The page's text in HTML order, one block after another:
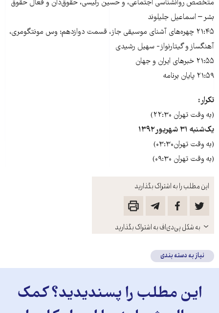
این مطلب را به اشتراک بگذارید
باز
کنید
به شکل پی‌دی‌اف به اشتراک بگذارید
متخصص روانشناسی اجتماعی، و حسین رئیسی، حقوق‌دان و فعال حقوق
بشر – اسماعیل جلیلوند
۲۱:۴۵ چهره‌های آشنای موسیقی جاز، قسمت دوازدهم: وس مونتگومری،
آهنگساز و گیتارنواز- سهیل رشیدی
۲۱:۵۵ خبرهای ایران و جهان
۲۱:۵۹ پایان برنامه‌
تکرار:
(به وقت تهران ۲۲:۳۰)
یک‌شنبه ۳۱ شهریور۱۳۹۲
(به وقت تهران۰۳:۳۰)
(به وقت تهران ۰۹:۳۰)
نیاز به دسته بندی
این مطلب را پسندیدید؟ کمک